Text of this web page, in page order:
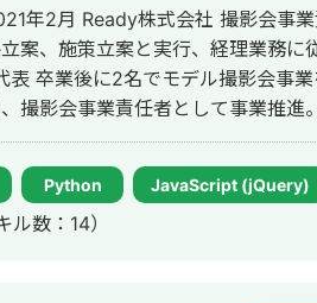
施策立案と実行、経理業務に従事。
卒業後に2名でモデル撮影会事業
撮影会事業責任者として事業推進
~2022年1月 ・医療特化コン
ク2アカウント/歯科2アカウントの
Python JavaScript (jQuery)
ル数：14）